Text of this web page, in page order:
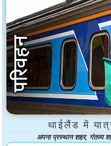
थाईलैंड में
अपना प्रस्थान शहर, गंतव्य